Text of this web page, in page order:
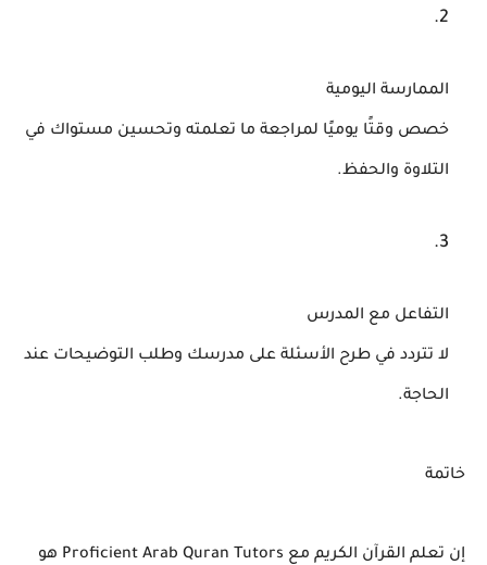
الممارسة اليومية
خصص وقتًا يوميًا لمراجعة ما تعلمته وتحسين مستواك في
التلاوة والحفظ.
التفاعل مع المدرس
لا تتردد في طرح الأسئلة على مدرسك وطلب التوضيحات عند
الحاجة.
خاتمة
إن تعلم القرآن الكريم مع Proficient Arab Quran Tutors هو